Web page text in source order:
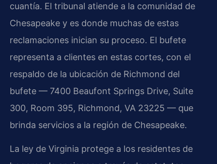
cuantía. El tribunal atiende a la comunidad de
Chesapeake y es donde muchas de estas
reclamaciones inician su proceso. El bufete
representa a clientes en estas cortes, con el
respaldo de la ubicación de Richmond del
bufete — 7400 Beaufont Springs Drive, Suite
300, Room 395, Richmond, VA 23225 — que
brinda servicios a la región de Chesapeake.
La ley de Virginia protege a los residentes de